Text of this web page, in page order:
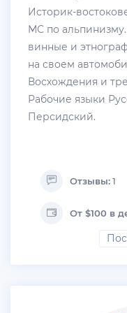
Историк-
МС по
винные и
на своем
Восхождения и
Рабочие языки
Персидский.
Отзывы:1
От $100 в